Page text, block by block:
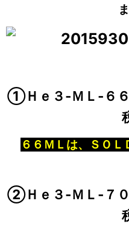
①Ｈｅ３‐ＭＬ‐６
６６ＭＬは、ＳＯ
②Ｈｅ３‐ＭＬ‐７